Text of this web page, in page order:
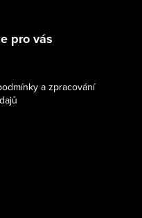
pro vás
a zpracování